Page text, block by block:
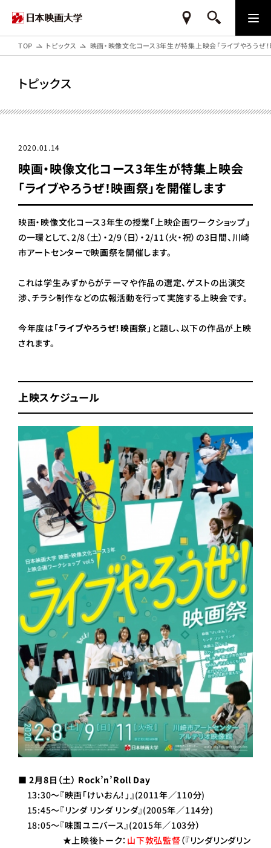
TOP トピックス 映画・映像文化コース3年生が特集上映会「ライブやろうぜ
トピックス
2020.01.14
映画・映像文化コース3年生が特集上映会
「ライブやろうぜ！映画祭」を開催します
映画・映像文化コース3年生の授業「上映企画ワークショップ」
の一環として、2/8（土）・2/9（日）・2/11（火・祝）の3日間、川崎
市アートセンターで映画祭を開催します。
これは学生みずからがテーマや作品の選定、ゲストの出演交
渉、チラシ制作などの広報活動を行って実施する上映会です。
今年度は「ライブやろうぜ！映画祭 」と題し、以下の作品が上映
されます。
上映スケジュール
■ 2月8日（土） Rock’n’Roll Day
13:30～『映画｢けいおん！｣』(2011年／110分)
15:45～『リンダ リンダ リンダ』(2005年／114分)
18:05～『味園ユニバース』(2015年／103分）
★上映後トーク： 山下敦弘監督（『リンダリンダリン